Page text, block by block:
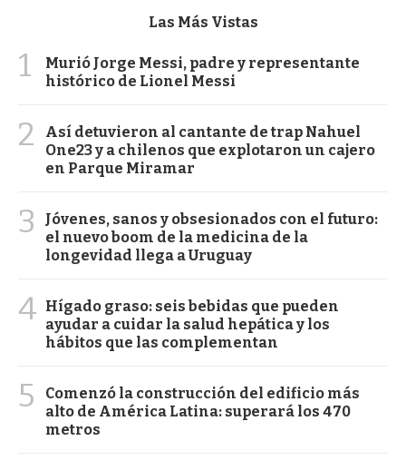
Las Más Vistas
1
Murió Jorge Messi, padre y representante
histórico de Lionel Messi
2
Así detuvieron al cantante de trap Nahuel
One23 y a chilenos que explotaron un cajero
en Parque Miramar
3
Jóvenes, sanos y obsesionados con el futuro:
el nuevo boom de la medicina de la
longevidad llega a Uruguay
4 Hígado graso: seis bebidas que pueden
ayudar a cuidar la salud hepática y los
hábitos que las complementan
5
Comenzó la construcción del edificio más
alto de América Latina: superará los 470
metros